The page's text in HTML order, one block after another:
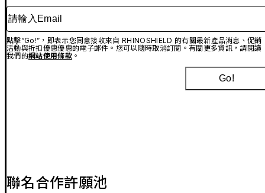
請輸入Email
點擊“Go!”，即表示您同意接收來自 RHINOSHIELD 的有關最新產品消息、促銷
活動與折扣優惠優惠的電子郵件。您可以隨時取消訂閱。有關更多資訊，請閱讀
我們的網站使用條款。
Go!
聯名合作許願池